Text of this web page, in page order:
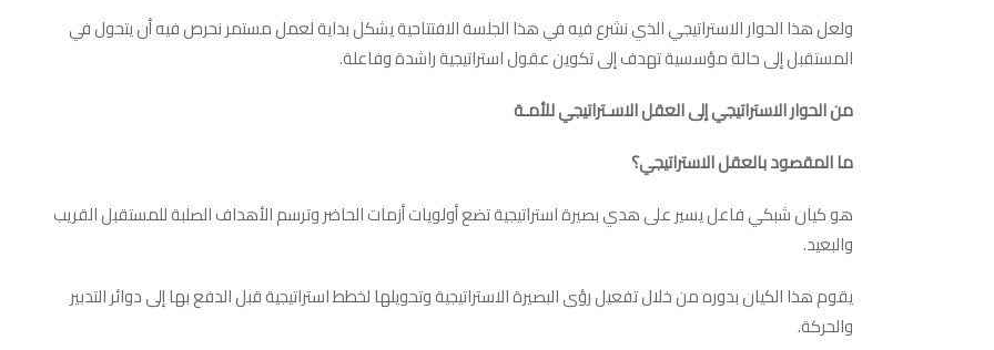
ولعل هذا الحوار الاستراتيجي الذي نشرع فيه في هذا الجلسة الافتتاحية يشكل بداية لعمل مستمر نحرص فيه أن يتحول في
المستقبل إلى حالة مؤسسية تهدف إلى تكوين عقول استراتيجية راشدة وفاعلة.
من الحوار الاستراتيجي إلى العقل الاسـتراتيجي للأمـة
ما المقصود بالعقل الاستراتيجي؟
هو كيان شبكي فاعل يسير على هدي بصيرة استراتيجية تضع أولويات أزمات الحاضر وترسم الأهداف الصلبة للمستقبل القريب
والبعيد.
يقوم هذا الكيان بدوره من خلال تفعيل رؤى البصيرة الاستراتيجية وتحويلها لخطط استراتيجية قبل الدفع بها إلى دوائر التدبير
والحركة.